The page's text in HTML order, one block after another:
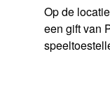
Op de
een gift van